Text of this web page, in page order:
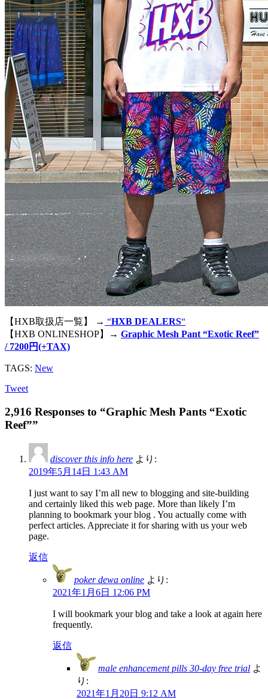
【HXB取扱店一覧】 → “HXB DEALERS“
【HXB ONLINESHOP】→ Graphic Mesh Pant “Exotic Reef”
/ 7200円(+TAX)
TAGS: New
Tweet
2,916 Responses to “Graphic Mesh Pants “Exotic
Reef””
discover this info here より:
2019年5月14日 1:43 AM
I just want to say I’m all new to blogging and site-building
and certainly liked this web page. More than likely I’m
planning to bookmark your blog . You actually come with
perfect articles. Appreciate it for sharing with us your web
page.
返信
poker dewa online より:
2021年1月6日 12:06 PM
I will bookmark your blog and take a look at again here
frequently.
返信
male enhancement pills 30-day free trial よ
り:
2021年1月20日 9:12 AM